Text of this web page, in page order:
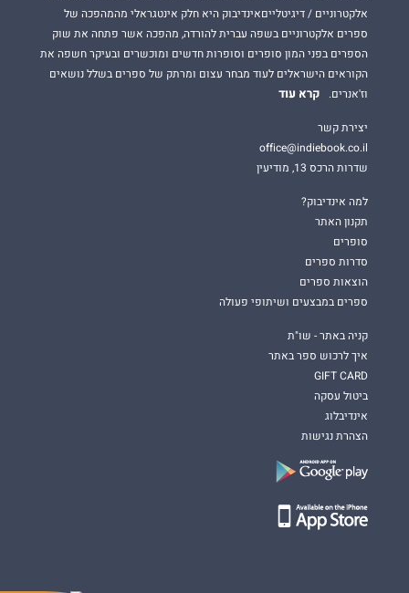
אלקטרוניים / דיגיטלייםאינדיבוק היא חלק אינטגראלי מהמהפכה של
ספרים אלקטרוניים בשפה עברית להורדה, מהפכה אשר פתחה את שוק
הספרים בפני המון סופרים וסופרות חדשים ומוכשרים ובעיקר חשפה את
הקוראים הישראלים לעוד מבחר עצום ומרתק של ספרים בשלל נושאים
וז'אנרים.
קרא עוד
יצירת קשר
office@indiebook.co.il
שדרות הרכס 13, מודיעין
למה אינדיבוק?
תקנון האתר
סופרים
סדרות ספרים
הוצאות ספרים
ספרים במבצעים ושיתופי פעולה
קניה באתר - שו"ת
איך לרכוש ספר באתר
GIFT CARD
ביטול עסקה
אינדיבלוג
הצהרת נגישות